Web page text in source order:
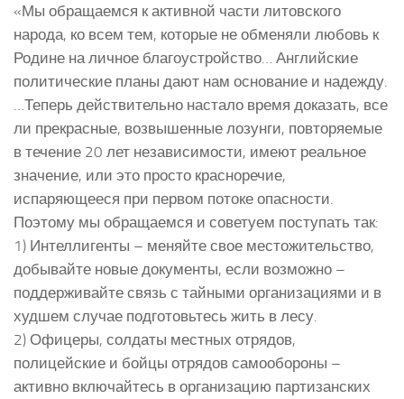
«Мы обращаемся к активной части литовского
народа, ко всем тем, которые не обменяли любовь к
Родине на личное благоустройство… Английские
политические планы дают нам основание и надежду.
…Теперь действительно настало время доказать, все
ли прекрасные, возвышенные лозунги, повторяемые
в течение 20 лет независимости, имеют реальное
значение, или это просто красноречие,
испаряющееся при первом потоке опасности.
Поэтому мы обращаемся и советуем поступать так:
1) Интеллигенты – меняйте свое местожительство,
добывайте новые документы, если возможно –
поддерживайте связь с тайными организациями и в
худшем случае подготовьтесь жить в лесу.
2) Офицеры, солдаты местных отрядов,
полицейские и бойцы отрядов самообороны –
активно включайтесь в организацию партизанских